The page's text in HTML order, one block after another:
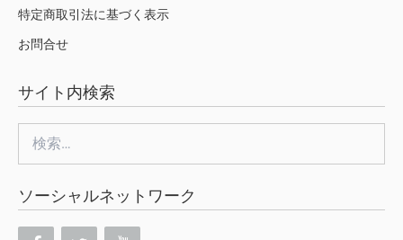
特定商取引法に基づく表示
お問合せ
サイト内検索
索:
ソーシャルネットワーク